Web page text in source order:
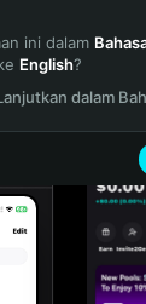
ini dalam
English?
dalam